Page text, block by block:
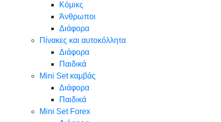
Κόμικς
Άνθρωποι
Διάφορα
Πίνακες και αυτοκόλλητα
Διάφορα
Παιδικά
Mini Set καμβάς
Διάφορα
Παιδικά
Mini Set Forex